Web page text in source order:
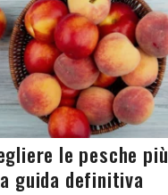
le pesche più
guida definitiva